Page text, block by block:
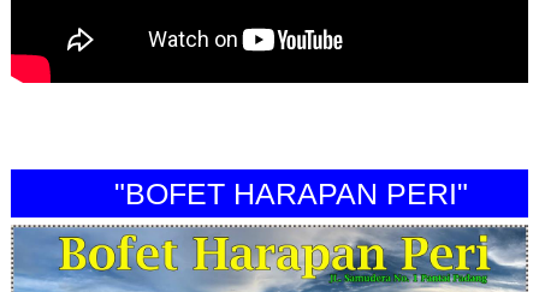
"BOFET HARAPAN PERI"